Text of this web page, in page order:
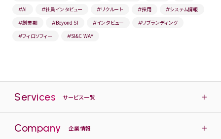
#AI #社員インタビュー #リクルート #採用 #システム情報
#創業期 #Beyond SI #インタビュー #リブランディング
#フィロソフィー #SI&C WAY
Services サービス一覧
Company 企業情報